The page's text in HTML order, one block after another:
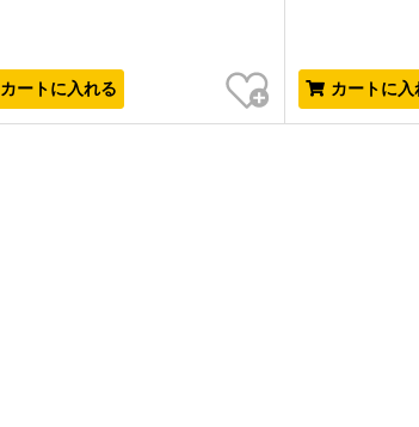
カートに入れる
お気に入り
カートに入